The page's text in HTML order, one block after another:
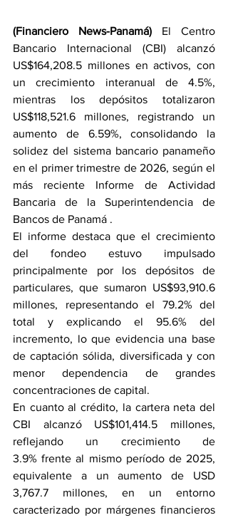
(Financiero News-Panamá) El Centro
Bancario Internacional (CBI) alcanzó
US$164,208.5 millones en activos, con
un crecimiento interanual de 4.5%,
mientras los depósitos totalizaron
US$118,521.6 millones, registrando un
aumento de 6.59%, consolidando la
solidez del sistema bancario panameño
en el primer trimestre de 2026, según el
más reciente Informe de Actividad
Bancaria de la Superintendencia de
Bancos de Panamá .
El informe destaca que el crecimiento
del fondeo estuvo impulsado
principalmente por los depósitos de
particulares, que sumaron US$93,910.6
millones, representando el 79.2% del
total y explicando el 95.6% del
incremento, lo que evidencia una base
de captación sólida, diversificada y con
menor dependencia de grandes
concentraciones de capital.
En cuanto al crédito, la cartera neta del
CBI alcanzó US$101,414.5 millones,
reflejando un crecimiento de
3.9% frente al mismo período de 2025,
equivalente a un aumento de USD
3,767.7 millones, en un entorno
caracterizado por márgenes financieros